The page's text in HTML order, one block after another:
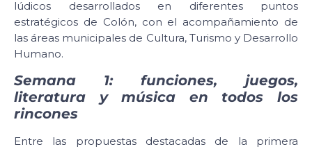
lúdicos desarrollados en diferentes puntos
estratégicos de Colón, con el acompañamiento de
las áreas municipales de Cultura, Turismo y Desarrollo
Humano.
Semana 1: funciones, juegos,
literatura y música en todos los
rincones
Entre las propuestas destacadas de la primera